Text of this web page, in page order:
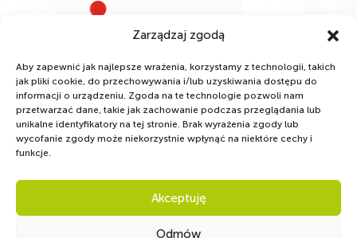
Zarządzaj zgodą
Aby zapewnić jak najlepsze wrażenia, korzystamy z technologii, takich
jak pliki cookie, do przechowywania i/lub uzyskiwania dostępu do
informacji o urządzeniu. Zgoda na te technologie pozwoli nam
przetwarzać dane, takie jak zachowanie podczas przeglądania lub
unikalne identyfikatory na tej stronie. Brak wyrażenia zgody lub
wycofanie zgody może niekorzystnie wpłynąć na niektóre cechy i
funkcje.
Akceptuję
Odmów